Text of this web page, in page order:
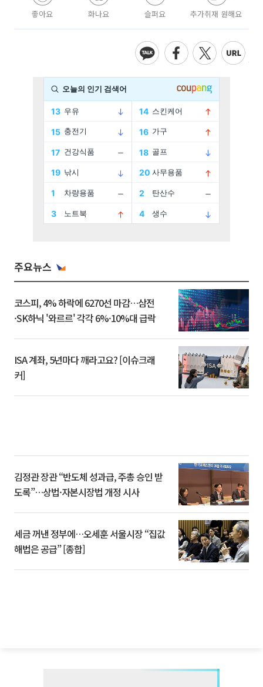
좋아요 화나요 슬퍼요 추가취재 원해요
주요뉴스
코스피, 4% 하락에 6270선 마감…삼전
·SK하닉 '와르르' 각각 6%·10%대 급락
ISA 계좌, 5년마다 깨라고요? [이슈크래
커]
김정관 장관 “반도체 성과급, 주총 승인 받
도록”…상법·자본시장법 개정 시사
세금 꺼낸 정부에…오세훈 서울시장 “집값
해법은 공급” [종합]